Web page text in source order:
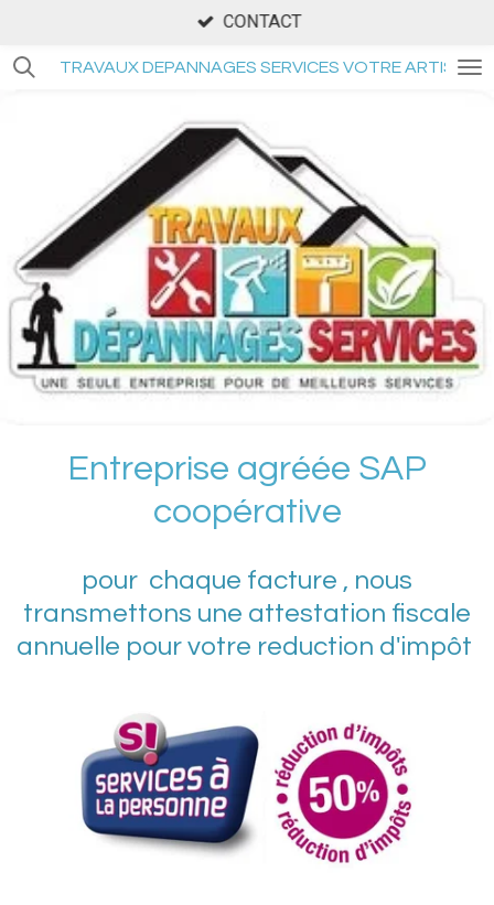
contenuTRAVAUX DEPANNAGES SERVICES VOTRE ARTISAN
PRISE DE RDV
Entreprise agréée SAP
coopérative
pour chaque facture , nous
transmettons une attestation fiscale
annuelle pour votre reduction d'impôt